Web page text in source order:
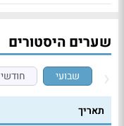
שערים היסטורים
שבועי חודשי
תאריך